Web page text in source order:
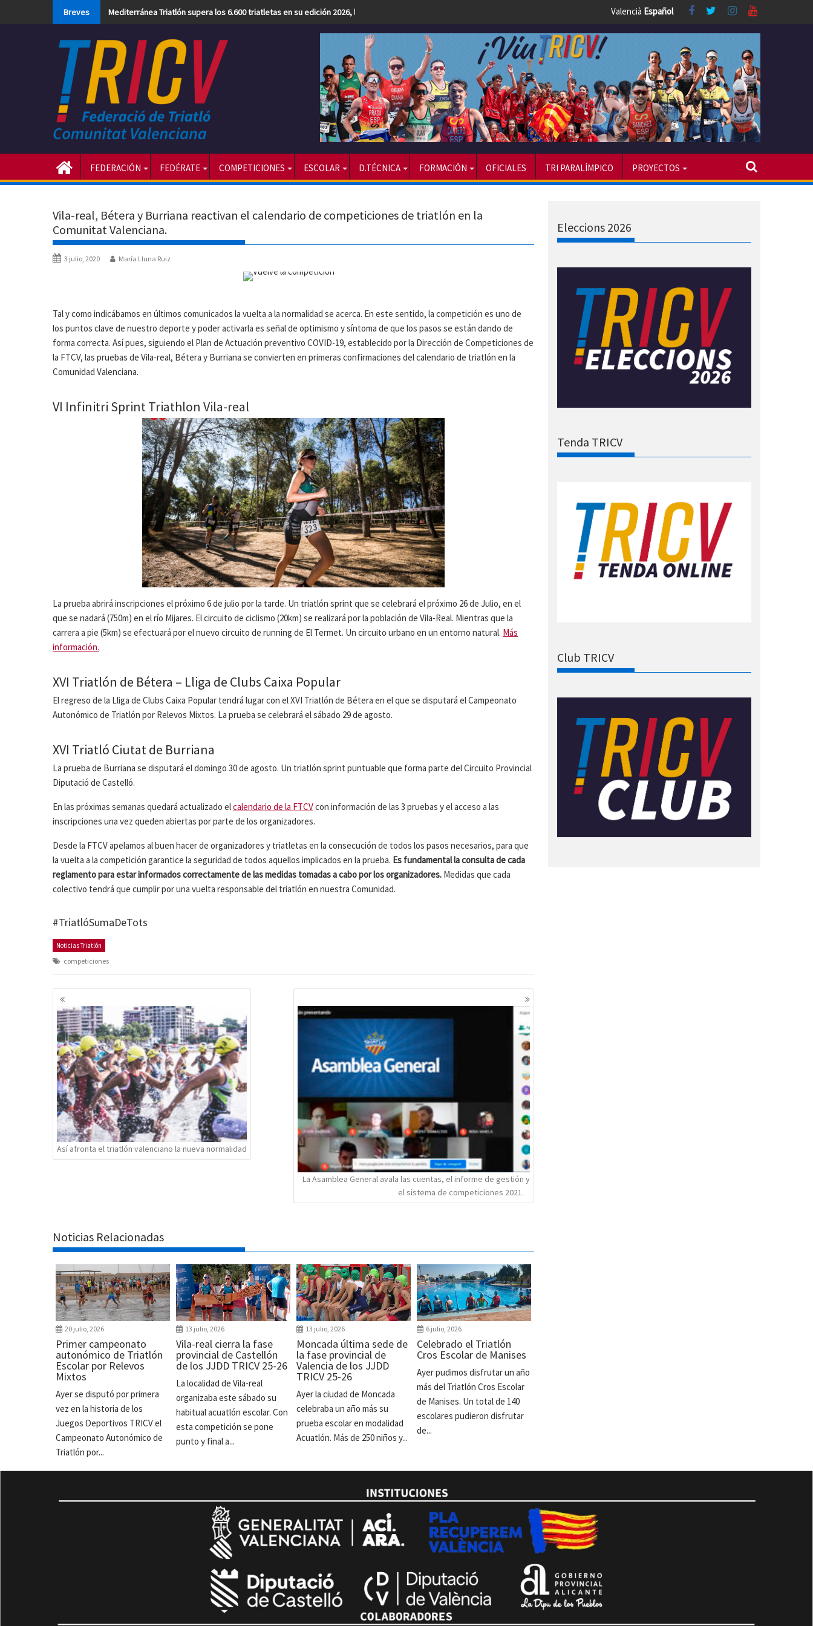
Breves Mediterránea Triatlón supera los 6.600 triatletas en su edición 2026, la más numerosa hasta la fecha Valencià Español
FEDERACIÓN FEDÉRATE COMPETICIONES ESCOLAR D.TÉCNICA FORMACIÓN OFICIALES TRI PARALÍMPICO PROYECTOS
Vila-real, Bétera y Burriana reactivan el calendario de competiciones de triatlón en la
Comunitat Valenciana.
3 julio, 2020 María Lluna Ruiz
Tal y como indicábamos en últimos comunicados la vuelta a la normalidad se acerca. En este sentido, la competición es uno de
los puntos clave de nuestro deporte y poder activarla es señal de optimismo y síntoma de que los pasos se están dando de
forma correcta. Así pues, siguiendo el Plan de Actuación preventivo COVID-19, establecido por la Dirección de Competiciones de
la FTCV, las pruebas de Vila-real, Bétera y Burriana se convierten en primeras confirmaciones del calendario de triatlón en la
Comunidad Valenciana.
VI Infinitri Sprint Triathlon Vila-real
La prueba abrirá inscripciones el próximo 6 de julio por la tarde. Un triatlón sprint que se celebrará el próximo 26 de Julio, en el
que se nadará (750m) en el río Mijares. El circuito de ciclismo (20km) se realizará por la población de Vila-Real. Mientras que la
carrera a pie (5km) se efectuará por el nuevo circuito de running de El Termet. Un circuito urbano en un entorno natural. Más
información.
XVI Triatlón de Bétera – Lliga de Clubs Caixa Popular
El regreso de la Lliga de Clubs Caixa Popular tendrá lugar con el XVI Triatlón de Bétera en el que se disputará el Campeonato
Autonómico de Triatlón por Relevos Mixtos. La prueba se celebrará el sábado 29 de agosto.
XVI Triatló Ciutat de Burriana
La prueba de Burriana se disputará el domingo 30 de agosto. Un triatlón sprint puntuable que forma parte del Circuito Provincial
Diputació de Castelló.
En las próximas semanas quedará actualizado elcalendario de la FTCVcon información de las 3 pruebas y el acceso a las
inscripciones una vez queden abiertas por parte de los organizadores.
Desde la FTCV apelamos al buen hacer de organizadores y triatletas en la consecución de todos los pasos necesarios, para que
la vuelta a la competición garantice la seguridad de todos aquellos implicados en la prueba. Es fundamental la consulta de cada
reglamento para estar informados correctamente de las medidas tomadas a cabo por los organizadores. Medidas que cada
colectivo tendrá que cumplir por una vuelta responsable del triatlón en nuestra Comunidad.
#TriatlóSumaDeTots
Noticias Triatlón
competiciones
Navegación
de
entradas
Así afronta el triatlón valenciano la nueva normalidad
La Asamblea General avala las cuentas, el informe de gestión y
el sistema de competiciones 2021.
Noticias Relacionadas
20 julio, 2026
Primer campeonato
autonómico de Triatlón
Escolar por Relevos
Mixtos
Ayer se disputó por primera
vez en la historia de los
Juegos Deportivos TRICV el
Campeonato Autonómico de
Triatlón por...
13 julio, 2026
Vila-real cierra la fase
provincial de Castellón
de los JJDD TRICV 25-26
La localidad de Vila-real
organizaba este sábado su
habitual acuatlón escolar. Con
esta competición se pone
punto y final a...
13 julio, 2026
Moncada última sede de
la fase provincial de
Valencia de los JJDD
TRICV 25-26
Ayer la ciudad de Moncada
celebraba un año más su
prueba escolar en modalidad
Acuatlón. Más de 250 niños y...
6 julio, 2026
Celebrado el Triatlón
Cros Escolar de Manises
Ayer pudimos disfrutar un año
más del Triatlón Cros Escolar
de Manises. Un total de 140
escolares pudieron disfrutar
de...
Eleccions 2026
Tenda TRICV
Club TRICV